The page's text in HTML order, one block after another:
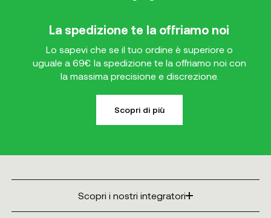
La spedizione te la offriamo noi
Lo sapevi che se il tuo ordine è superiore o
uguale a 69€ la spedizione te la offriamo noi con
la massima precisione e discrezione.
Scopri di più
Scopri i nostri integratori